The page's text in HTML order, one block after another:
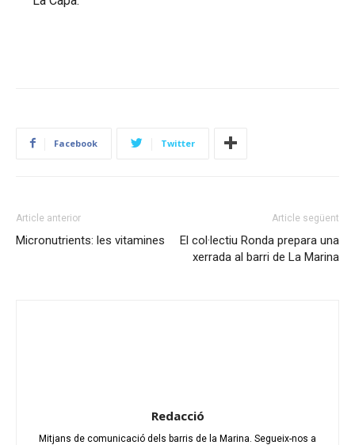
Facebook Twitter
Article anterior
Micronutrients: les vitamines
Article següent
El col·lectiu Ronda prepara una
xerrada al barri de La Marina
Redacció
Mitjans de comunicació dels barris de la Marina. Segueix-nos a